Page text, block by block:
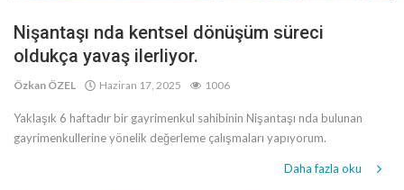
Nişantaşı nda kentsel dönüşüm süreci
oldukça yavaş ilerliyor.
Özkan ÖZEL Haziran 17, 2025 1006
Yaklaşık 6 haftadır bir gayrimenkul sahibinin Nişantaşı nda bulunan
gayrimenkullerine yönelik değerleme çalışmaları yapıyorum.
Daha fazla oku